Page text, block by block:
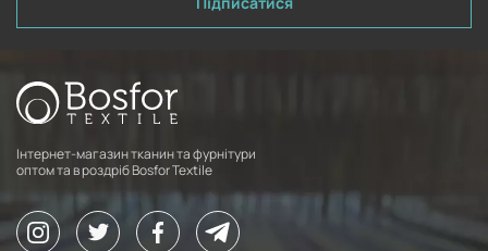
Інтернет-магазин тканин та фурнітури
оптом та в роздріб Bosfor Textile